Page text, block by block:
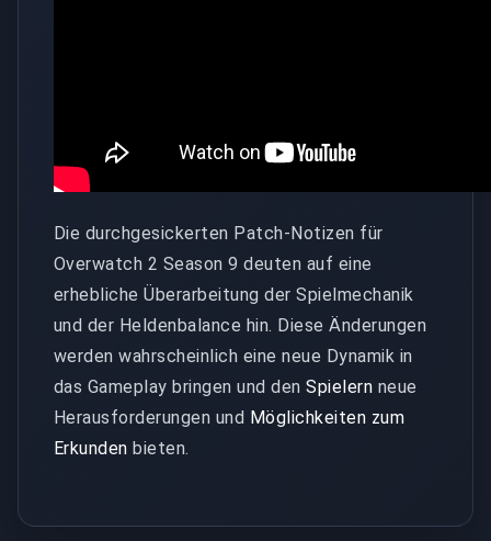
Die durchgesickerten Patch-Notizen für
Overwatch 2 Season 9 deuten auf eine
erhebliche Überarbeitung der Spielmechanik
und der Heldenbalance hin. Diese Änderungen
werden wahrscheinlich eine neue Dynamik in
das Gameplay bringen und denSpielern neue
Herausforderungen und Möglichkeiten zum
Erkunden bieten.